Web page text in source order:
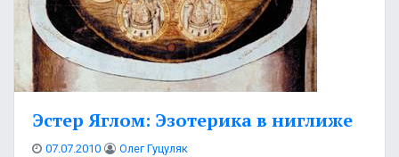
Эстер Яглом: Эзотерика в ниглиже
07.07.2010 Олег Гуцуляк